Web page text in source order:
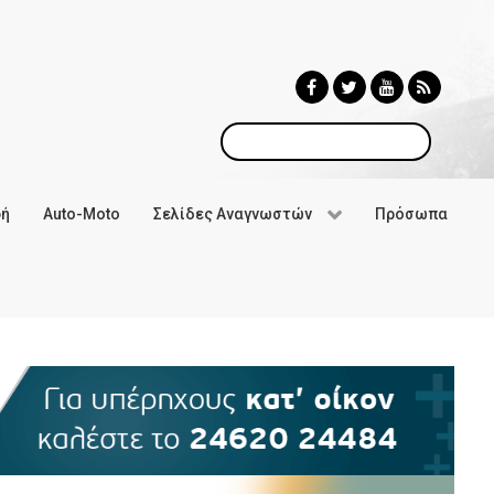
Αναζήτηση
Auto-Moto Σελίδες Αναγνωστών Πρόσωπα